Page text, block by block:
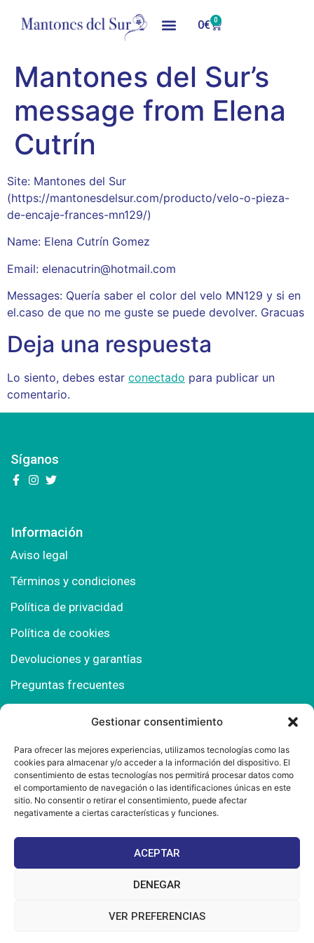
Gestionar consentimiento
Para ofrecer las mejores experiencias, utilizamos tecnologías como las
cookies para almacenar y/o acceder a la información del dispositivo. El
consentimiento de estas tecnologías nos permitirá procesar datos como
el comportamiento de navegación o las identificaciones únicas en este
sitio. No consentir o retirar el consentimiento, puede afectar
negativamente a ciertas características y funciones.
ACEPTAR
DENEGAR
VER PREFERENCIAS
0€ 0
Mantones del Sur’s
message from Elena
Cutrín
Site: Mantones del Sur
(https://mantonesdelsur.com/producto/velo-o-pieza-
de-encaje-frances-mn129/)
Name: Elena Cutrín Gomez
Email: elenacutrin@hotmail.com
Messages: Quería saber el color del velo MN129 y si en
el.caso de que no me guste se puede devolver. Gracuas
Deja una respuesta
Lo siento, debes estar conectado para publicar un
comentario.
Síganos
Información
Aviso legal
Términos y condiciones
Política de privacidad
Política de cookies
Devoluciones y garantías
Preguntas frecuentes
Polígono Comercial Urbisur (Cita previa) 11130
Chiclana de la Fra. (Cádiz)
667 457 908
info@mantonesdelsur.com
mantonesdelsur@gmail.com